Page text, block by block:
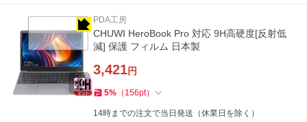
PDA工房
CHUWI HeroBook Pro 対応 9H高硬度[反射低
減] 保護 フィルム 日本製
3,421円
5% （ 156pt）
14時までの注文で当日発送（休業日を除く）